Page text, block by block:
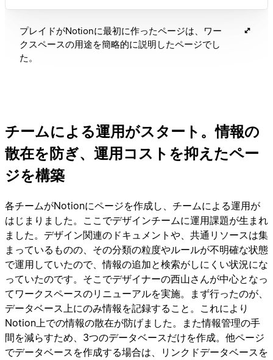
プレイドがNotionに最初に作ったページは、ワー
クスペースの用途を簡略的に説明したページでし
た。
チームによる運用がスタート。情報の
散在を防ぎ、運用コストを抑えたペー
ジを構築
各チームがNotionにページを作成し、チームによる運用が
はじまりました。ここでデザインチームに運用課題が生まれ
ました。デザイン関連のドキュメントや、共通リソースは集
まっているものの、その分類の粒度やルールが不明確な状態
で運用していたので、情報の追加と検索がしにくい状況にな
っていたのです。そこでデザイナーの西山さんが中心となっ
てワークスペースのリニューアルを実施。まず行ったのが、
データベース上にのみ情報を記録すること。これにより
Notion上での情報の散在が防げました。また情報管理の手
間を減らすため、3つのデータベースだけを作成。他ページ
でデータベースを作成する場合は、リンクドデータベースを